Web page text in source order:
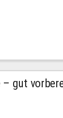
– gut